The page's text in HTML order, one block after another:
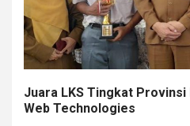
Juara LKS Tingkat Provinsi
Web Technologies